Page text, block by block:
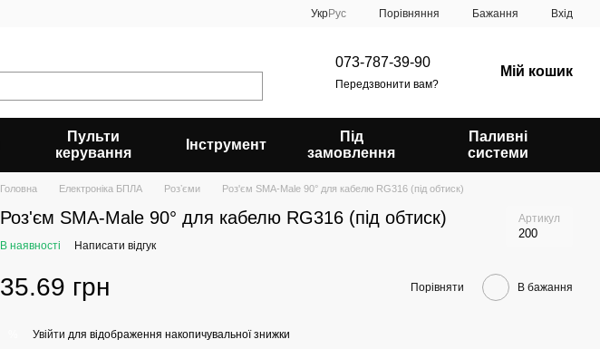
УкрРус Порівняння Бажання Вхід
073-787-39-90
Передзвонити вам?
Мій кошик
Пульти
керування
Інструмент
Під
замовлення
Паливні
системи
Головна Електроніка БПЛА Розʼєми Роз'єм SMA-Male 90° для кабелю RG316 (під обтиск)
Роз'єм SMA-Male 90° для кабелю RG316 (під обтиск) Артикул
200
В наявності Написати відгук
35.69 грн Порівняти В бажання
Увійти для відображення накопичувальної знижки